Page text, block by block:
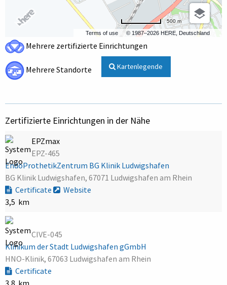
Terms of use © 1987–2026 HERE, Deutschland
500 m
Mehrere zertifizierte Einrichtungen
Mehrere Standorte Kartenlegende
Zertifizierte Einrichtungen in der Nähe
EPZmax
EPZ-465
EndoProthetikZentrum BG Klinik Ludwigshafen
BG Klinik Ludwigshafen, 67071 Ludwigshafen am Rhein
Certificate
Website
3,5 km
CIVE-045
Klinikum der Stadt Ludwigshafen gGmbH
HNO-Klinik, 67063 Ludwigshafen am Rhein
Certificate
3,8 km